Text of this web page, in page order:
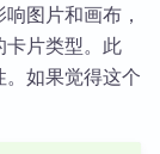
图片和画布，
卡片类型。此
如果觉得这个